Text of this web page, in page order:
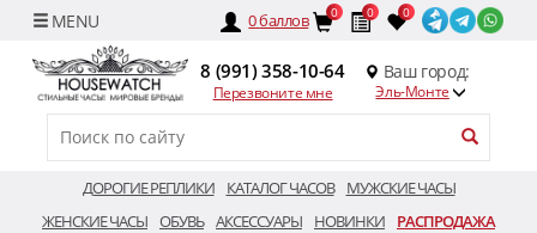
0баллов 0 0 0
8 (991) 358-10-64
Перезвоните мне
Ваш город:
Эль-Монте
ДОРОГИЕ РЕПЛИКИ КАТАЛОГ ЧАСОВ
МУЖСКИЕ ЧАСЫ
ЖЕНСКИЕ ЧАСЫ ОБУВЬ АКСЕССУАРЫ НОВИНКИ РАСПРОДАЖА